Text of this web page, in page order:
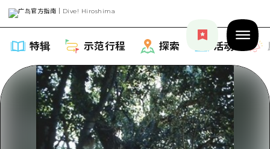
特辑 示范行程 探索 活动
特辑